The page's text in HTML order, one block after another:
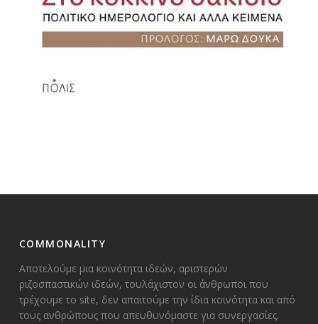
COMMONALITY
Αποτελούμε μια κοινότητα ιδεών, αριστερών
ριζοσπαστικών ιδεών, τουλάχιστον οι άνθρωποι που
τρέχουμε το site, δεν απαιτούμε την ίδια κοινότητα και από
τους ανθρώπους που απευθυνόμαστε για συνεργασίες.